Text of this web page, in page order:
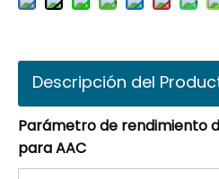
Descripción del
Parámetro de rendimiento
para AAC